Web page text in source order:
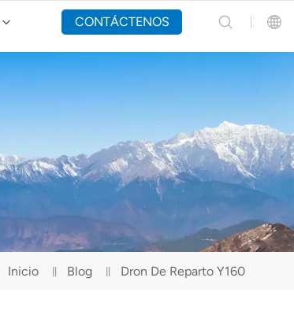
CONTÁCTENOS
Русский
Português(Portugal)
Português(Brasil)
Türkçe
Inicio Blog Dron De Reparto Y160